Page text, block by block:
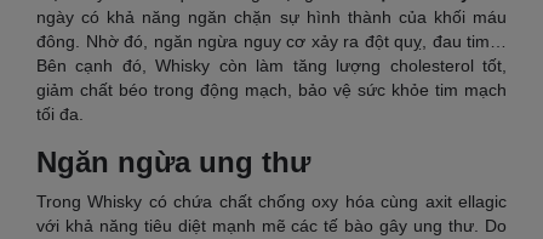
ngày có khả năng ngăn chặn sự hình thành của khối máu
đông. Nhờ đó, ngăn ngừa nguy cơ xảy ra đột quỵ, đau tim…
Bên cạnh đó, Whisky còn làm tăng lượng cholesterol tốt,
giảm chất béo trong động mạch, bảo vệ sức khỏe tim mạch
tối đa.
Ngăn ngừa ung thư
Trong Whisky có chứa chất chống oxy hóa cùng axit ellagic
với khả năng tiêu diệt mạnh mẽ các tế bào gây ung thư. Do